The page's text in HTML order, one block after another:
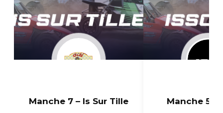
Manche 7 – Is Sur Tille Manche 5 –